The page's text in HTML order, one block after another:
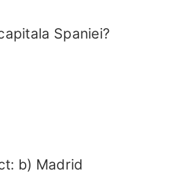
Spaniei?
b) Madrid